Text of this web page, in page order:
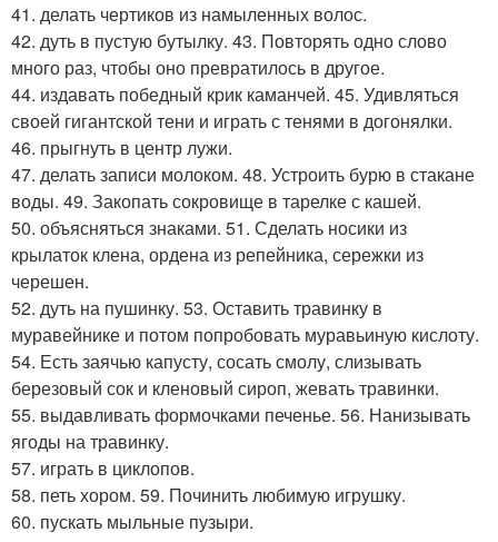
41. делать чертиков из намыленных волос.
42. дуть в пустую бутылку. 43. Повторять одно слово
много раз, чтобы оно превратилось в другое.
44. издавать победный крик каманчей. 45. Удивляться
своей гигантской тени и играть с тенями в догонялки.
46. прыгнуть в центр лужи.
47. делать записи молоком. 48. Устроить бурю в стакане
воды. 49. Закопать сокровище в тарелке с кашей.
50. объясняться знаками. 51. Сделать носики из
крылаток клена, ордена из репейника, сережки из
черешен.
52. дуть на пушинку. 53. Оставить травинку в
муравейнике и потом попробовать муравьиную кислоту.
54. Есть заячью капусту, сосать смолу, слизывать
березовый сок и кленовый сироп, жевать травинки.
55. выдавливать формочками печенье. 56. Нанизывать
ягоды на травинку.
57. играть в циклопов.
58. петь хором. 59. Починить любимую игрушку.
60. пускать мыльные пузыри.